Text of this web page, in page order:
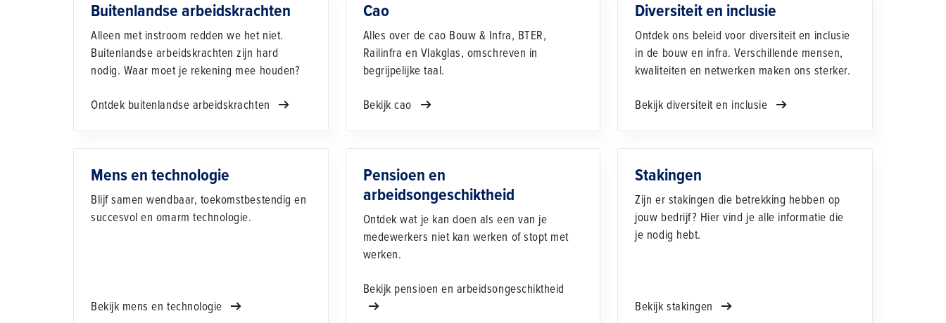
Buitenlandse arbeidskrachten
Alleen met instroom redden we het niet.
Buitenlandse arbeidskrachten zijn hard
nodig. Waar moet je rekening mee houden?
Ontdek buitenlandse arbeidskrachten
Cao
Alles over de cao Bouw & Infra, BTER,
Railinfra en Vlakglas, omschreven in
begrijpelijke taal.
Bekijk cao
Diversiteit en inclusie
Ontdek ons beleid voor diversiteit en inclusie
in de bouw en infra. Verschillende mensen,
kwaliteiten en netwerken maken ons sterker.
Bekijk diversiteit en inclusie
Mens en technologie
Blijf samen wendbaar, toekomstbestendig en
succesvol en omarm technologie.
Bekijk mens en technologie
Pensioen en
arbeidsongeschiktheid
Ontdek wat je kan doen als een van je
medewerkers niet kan werken of stopt met
werken.
Bekijk pensioen en arbeidsongeschiktheid
Stakingen
Zijn er stakingen die betrekking hebben op
jouw bedrijf? Hier vind je alle informatie die
je nodig hebt.
Bekijk stakingen